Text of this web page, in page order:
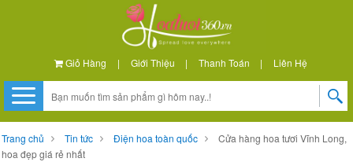
Giỏ Hàng | Giới Thiệu | Thanh Toán | Liên Hệ
Trang chủ Tin tức Điện hoa toàn quốc
Cửa hàng hoa tươi Vĩnh Long,
hoa đẹp giá rẻ nhất